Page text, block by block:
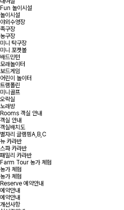
Fun 놀이시설
놀이시설
야외수영장
족구장
농구장
미니 탁구장
미니 포켓볼
배드민턴
모래놀이터
보드게임
어린이 놀이터
트램폴린
미니골프
오락실
노래방
Rooms 객실 안내
객실 안내
객실배치도
별자리 글램핑A,B,C
뉴 카라반
스파 카라반
패밀리 카라반
Farm Tour 농가 체험
농가 체험
농가 체험
Reserve 예약안내
예약안내
예약안내
개선사항